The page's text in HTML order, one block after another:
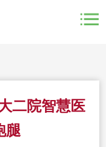
二院智慧医
腿